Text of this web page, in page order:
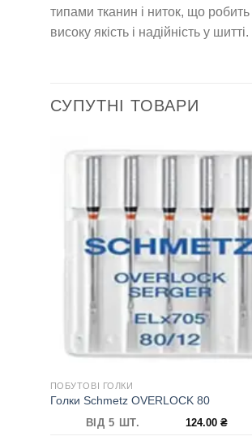
типами тканин і ниток, що
високу якість і надійність у шитті.
СУПУТНІ ТОВАРИ
ПОБУТОВІ ГОЛКИ
Голки Schmetz OVERLOCK 80
ВІД 5 ШТ. 124.00₴